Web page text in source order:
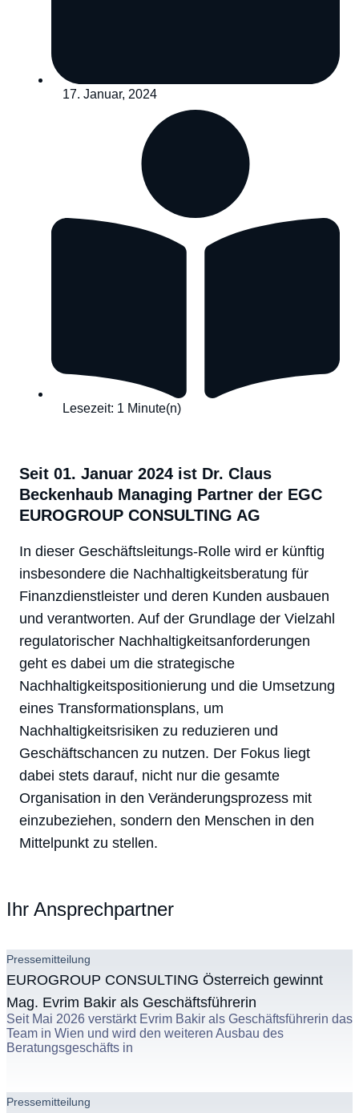
17. Januar, 2024
Lesezeit: 1 Minute(n)
Seit 01. Januar 2024 ist Dr. Claus
Beckenhaub Managing Partner der EGC
EUROGROUP CONSULTING AG
In dieser Geschäftsleitungs-Rolle wird er künftig
insbesondere die Nachhaltigkeitsberatung für
Finanzdienstleister und deren Kunden ausbauen
und verantworten. Auf der Grundlage der Vielzahl
regulatorischer Nachhaltigkeitsanforderungen
geht es dabei um die strategische
Nachhaltigkeitspositionierung und die Umsetzung
eines Transformationsplans, um
Nachhaltigkeitsrisiken zu reduzieren und
Geschäftschancen zu nutzen. Der Fokus liegt
dabei stets darauf, nicht nur die gesamte
Organisation in den Veränderungsprozess mit
einzubeziehen, sondern den Menschen in den
Mittelpunkt zu stellen.
Ihr Ansprechpartner
Pressemitteilung
EUROGROUP CONSULTING Österreich gewinnt
Mag. Evrim Bakir als Geschäftsführerin
Seit Mai 2026 verstärkt Evrim Bakir als Geschäftsführerin das
Team in Wien und wird den weiteren Ausbau des
Beratungsgeschäfts in
Pressemitteilung